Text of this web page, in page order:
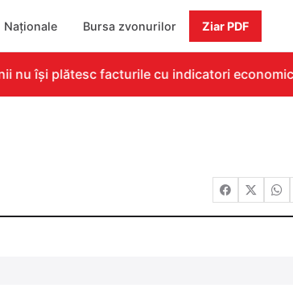
Naționale Bursa zvonurilor Ziar PDF
nu își plătesc facturile cu indicatori economici”